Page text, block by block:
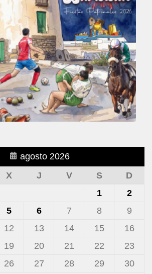
agosto 2026
X J V S
D
1
2
5 6 7 8
9
12 13 14 15
16
19 20 21 22
23
26 27 28 29
30